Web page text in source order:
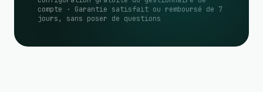
compte · Garantie satisfait ou remboursé de 7
jours, sans poser de questions